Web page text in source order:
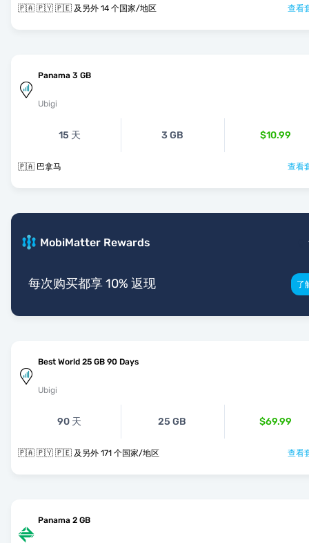
🇵🇦 🇵🇾 🇵🇪 及另外 14 个国家/地区 查看
Panama 3 GB
Ubigi
15 天 3 GB $10.99
🇵🇦 巴拿马 查看
MobiMatter Rewards
每次购买都享 10% 返现 了
Best World 25 GB 90 Days
Ubigi
90 天 25 GB $69.99
🇵🇦 🇵🇾 🇵🇪 及另外 171 个国家/地区 查看
Panama 2 GB